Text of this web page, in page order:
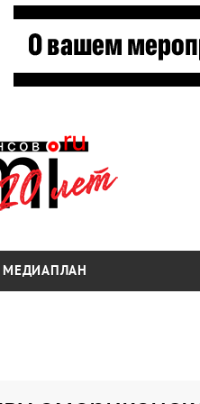
МЕДИАПЛАН